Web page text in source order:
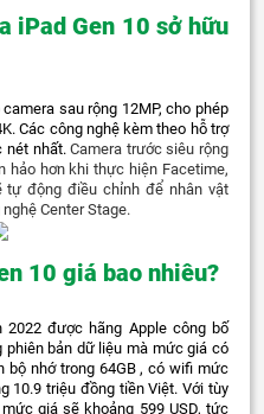
iPad Gen 10 sở hữu
sau rộng 12MP, cho phép
Các công nghệ kèm theo hỗ trợ
nét nhất.Camera trước siêu rộng
hảo hơn khi thực hiện Facetime,
tự động điều chỉnh để nhân vật
Center Stage.
10 giá bao nhiêu?
được hãng Apple công bố
phiên bản dữ liệu mà mức giá có
bộ nhớ trong 64GB , có wifi mức
10.9 triệu đồng tiền Việt. Với tùy
giá sẽ khoảng 599 USD, tức